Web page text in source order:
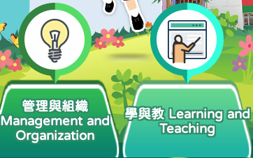
管理與組織
Management and
Organization
學與教 Learning and
Teaching